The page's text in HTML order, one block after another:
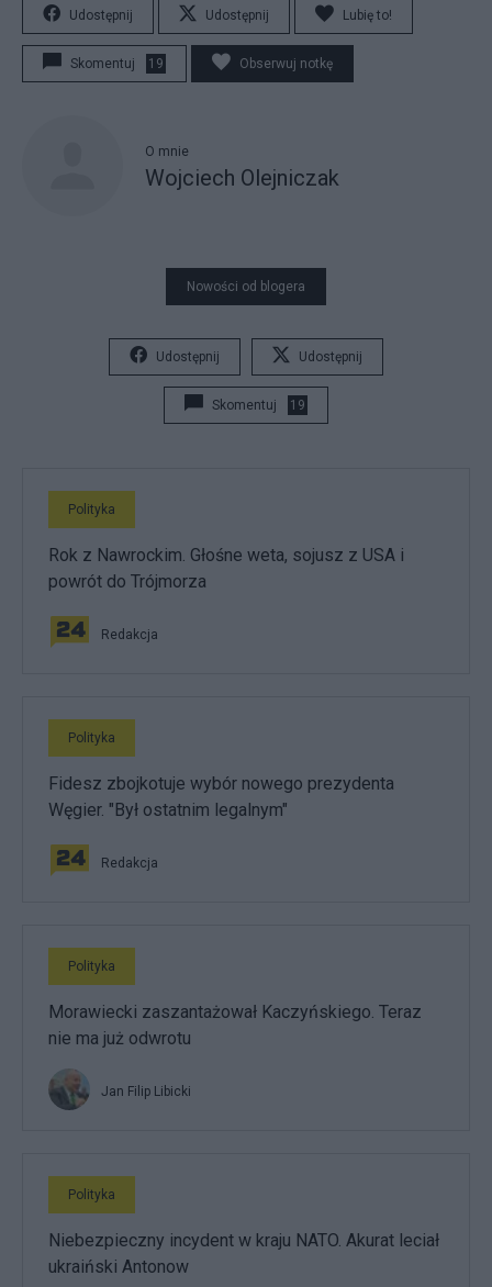
Udostępnij Udostępnij Lubię to!
Skomentuj 19 Obserwuj notkę
O mnie
Wojciech Olejniczak
Nowości od blogera
Udostępnij Udostępnij
Skomentuj 19
Polityka
Rok z Nawrockim. Głośne weta, sojusz z USA i
powrót do Trójmorza
Redakcja
Polityka
Fidesz zbojkotuje wybór nowego prezydenta
Węgier. "Był ostatnim legalnym"
Redakcja
Polityka
Morawiecki zaszantażował Kaczyńskiego. Teraz
nie ma już odwrotu
Jan Filip Libicki
Polityka
Niebezpieczny incydent w kraju NATO. Akurat leciał
ukraiński Antonow